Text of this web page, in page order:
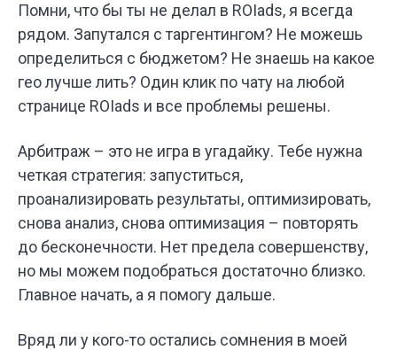
Помни, что бы ты не делал в ROIads, я всегда
рядом. Запутался с таргентингом? Не можешь
определиться с бюджетом? Не знаешь на какое
гео лучше лить? Один клик по чату на любой
странице ROIads и все проблемы решены.
Арбитраж – это не игра в угадайку. Тебе нужна
четкая стратегия: запуститься,
проанализировать результаты, оптимизировать,
снова анализ, снова оптимизация – повторять
до бесконечности. Нет предела совершенству,
но мы можем подобраться достаточно близко.
Главное начать, а я помогу дальше.
Вряд ли у кого-то остались сомнения в моей